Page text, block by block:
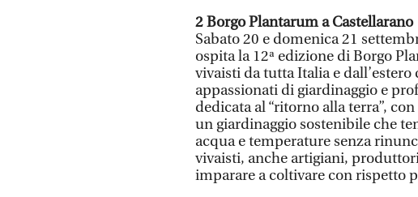
2 Borgo Plantarum a Castellarano
Sabato 20 e domenica 21
ospita la 12ª edizione di Borgo
vivaisti da tutta Italia e
appassionati di giardinaggio e
dedicata al “ritorno alla terra”,
un giardinaggio sostenibile che
acqua e temperature senza
vivaisti, anche artigiani,
imparare a coltivare con rispetto